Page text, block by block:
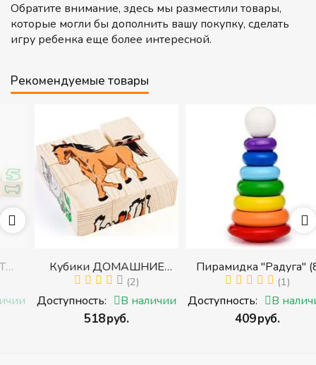
Обратите внимание, здесь мы разместили товары,
которые могли бы дополнить вашу покупку, сделать
игру ребенка еще более интересной.
Рекомендуемые товары
Кубики ДОМАШНИЕ
ЖИВОТНЫЕ (Томик)
(Набор кубиков
разрезных (складных))
(2)
Доступность: В наличии
руб.
Пирамидка "Радуга" (8
деталей) (Пирамидка
среднего размера)
(1)
Доступность: В наличии
руб.